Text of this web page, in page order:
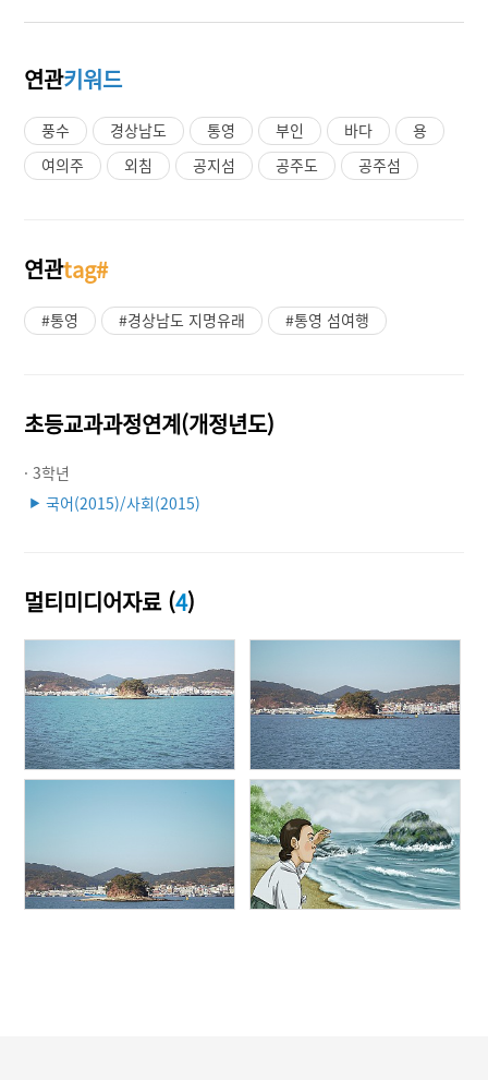
연관키워드
풍수 경상남도 통영 부인 바다
용
여의주
외침 공지섬 공주도 공주섬
연관tag#
#통영 #경상남도 지명유래 #통영 섬여행
초등교과과정연계(개정년도)
· 3학년
▶ 국어(2015)/사회(2015)
멀티미디어자료 (4)